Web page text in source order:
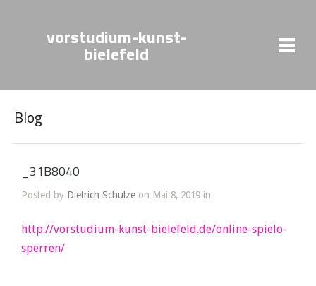
vorstudium-kunst-
bielefeld
Blog
_31B8040
Posted by Dietrich Schulze on Mai 8, 2019 in
http://vorstudium-kunst-bielefeld.de/online-spielo-
sperren/